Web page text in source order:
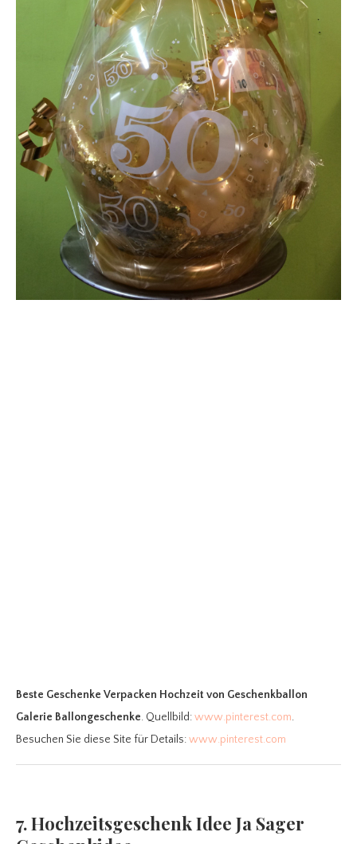
Beste Geschenke Verpacken Hochzeit von Geschenkballon
Galerie Ballongeschenke. Quellbild:www.pinterest.com.
Besuchen Sie diese Site für Details:www.pinterest.com
7. Hochzeitsgeschenk Idee Ja Sager